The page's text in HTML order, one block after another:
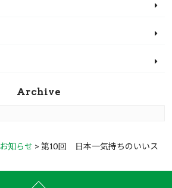
Archive
お知らせ > 第10回 日本一気持ちのいいス